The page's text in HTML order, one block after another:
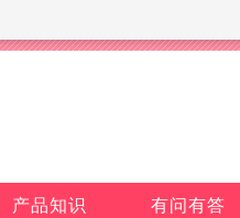
产品知识 有问有答